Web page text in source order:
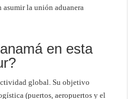
la unión aduanera
en esta
global. Su objetivo
(puertos, aeropuertos y el